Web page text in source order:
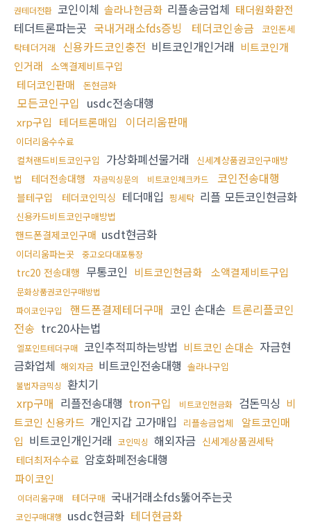
권테더전환 코인이체 솔라나현금화 리플송금업체 태더원화환전
테더트론파는곳 국내거래소fds증빙 테더코인송금
코인돈세
탁테더거래
신용카드코인충전 비트코인개인거래 비트코인개
인거래 소액결제비트구입
테더코인판매 돈현금화
모든코인구입 usdc전송대행
xrp구입 테더트론매입 이더리움판매
이더리움수수료
컬쳐랜드비트코인구입
가상화폐선물거래
신세계상품권코인구매방
법
테더전송대행 자금믹싱문의 비트코인체크카드 코인전송대행
블테구입 테더코인믹싱 테더매입 핑세탁 리플 모든코인현금화
신용카드비트코인구매방법
핸드폰결제코인구매 usdt현금화
이더리움파는곳 중고오다대포통장
trc20 전송대행 무통코인 비트코인현금화 소액결제비트구입
문화상품권코인구매방법
파이코인구입
핸드폰결제테더구매 코인 손대손 트론리플코인
전송 trc20사는법
엘포인트테더구매 코인추적피하는방법 비트코인 손대손 자금현
금화업체 해외자금 비트코인전송대행 솔라나구입
불법자금믹싱 환치기
xrp구매 리플전송대행 tron구입 비트코인현금화 검돈믹싱 비
트코인 신용카드 개인지갑 고가매입 리플송금업체
알트코인매
입 비트코인개인거래 코인믹싱 해외자금 신세계상품권세탁
테더최저수수료 암호화폐전송대행
파이코인
이더리움구매 테더구매 국내거래소fds뚫어주는곳
코인구매대행 usdc현금화 테더현금화